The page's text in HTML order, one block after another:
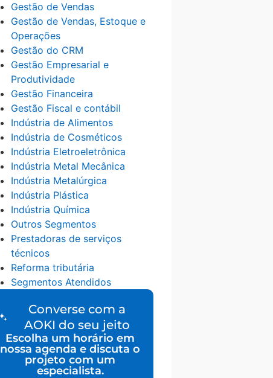
Gestão de Vendas
Gestão de Vendas, Estoque e
Operações
Gestão do CRM
Gestão Empresarial e
Produtividade
Gestão Financeira
Gestão Fiscal e contábil
Indústria de Alimentos
Indústria de Cosméticos
Indústria Eletroeletrônica
Indústria Metal Mecânica
Indústria Metalúrgica
Indústria Plástica
Indústria Química
Outros Segmentos
Prestadoras de serviços
técnicos
Reforma tributária
Segmentos Atendidos
Converse com a
AOKI do seu jeito
Escolha um horário em
nossa agenda e discuta o
projeto com um
especialista.